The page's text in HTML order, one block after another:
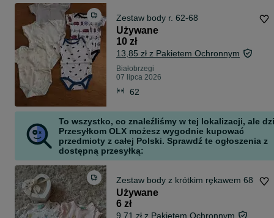
Zestaw body r. 62-68
Używane
10 zł
13,85 zł z Pakietem Ochronnym
Białobrzegi
07 lipca 2026
62
To wszystko, co znaleźliśmy w tej lokalizacji, ale
Przesyłkom OLX możesz wygodnie kupować
przedmioty z całej Polski. Sprawdź te ogłoszenia z
dostępną przesyłką:
Zestaw body z krótkim rękawem 68
Używane
6 zł
9,71 zł z Pakietem Ochronnym